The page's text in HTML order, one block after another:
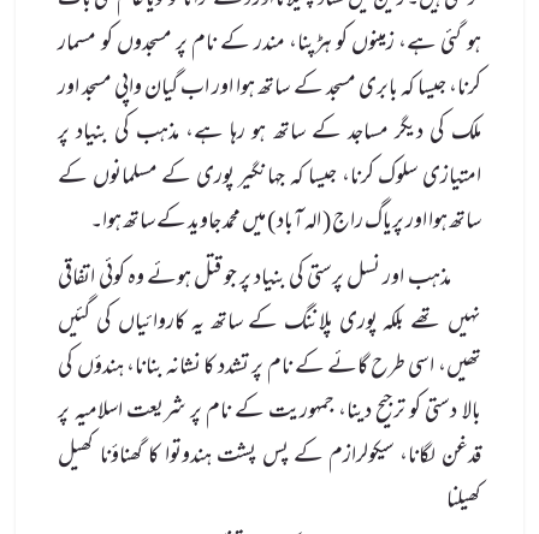
ہو گئی ہے، زمینوں کو ہڑپنا، مندر کے نام پر مسجدوں کو مسمار
کرنا، جیسا کہ بابری مسجد کے ساتھ ہوا اور اب گیان واپی مسجد اور
ملک کی دیگر مساجد کے ساتھ ہو رہا ہے، مذہب کی بنیاد پر
امتیازی سلوک کرنا، جیسا کہ جہانگیر پوری کے مسلمانوں کے
ساتھ ہوا اور پریاگ راج ( الہ آباد ) میں محمد جاوید کے ساتھ ہوا۔
مذہب اور نسل پرستی کی بنیاد پر جو قتل ہوئے وہ کوئی اتفاقی
نہیں تھے بلکہ پوری پلاننگ کے ساتھ یہ کاروائیاں کی گئیں
تھیں، اسی طرح گائے کے نام پر تشدد کا نشانہ بنانا، ہندؤں کی
بالا دستی کو ترجیح دینا، جمہوریت کے نام پر شریعت اسلامیہ پر
قدغن لگانا، سیکولرازم کے پس پشت ہندوتوا کا گھناؤنا کھیل
کھیلنا